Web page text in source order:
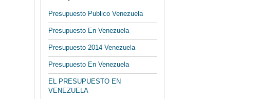
Presupuesto Publico Venezuela
Presupuesto En Venezuela
Presupuesto 2014 Venezuela
Presupuesto En Venezuela
EL PRESUPUESTO EN
VENEZUELA